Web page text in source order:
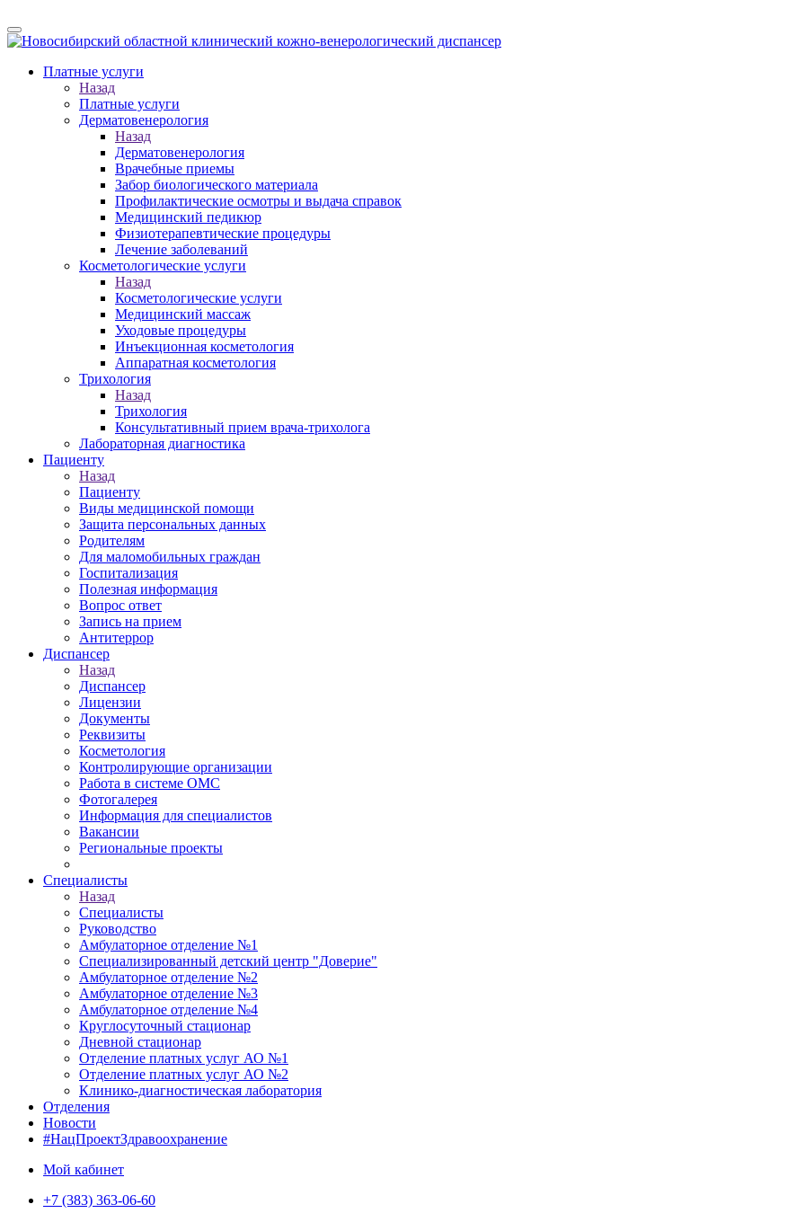
Платные услуги
Назад
Платные услуги
Дерматовенерология
Назад
Дерматовенерология
Врачебные приемы
Забор биологического материала
Профилактические осмотры и выдача справок
Медицинский педикюр
Физиотерапевтические процедуры
Лечение заболеваний
Косметологические услуги
Назад
Косметологические услуги
Медицинский массаж
Уходовые процедуры
Инъекционная косметология
Аппаратная косметология
Трихология
Назад
Трихология
Консультативный прием врача-трихолога
Лабораторная диагностика
Пациенту
Назад
Пациенту
Виды медицинской помощи
Защита персональных данных
Родителям
Для маломобильных граждан
Госпитализация
Полезная информация
Вопрос ответ
Запись на прием
Антитеррор
Диспансер
Назад
Диспансер
Лицензии
Документы
Реквизиты
Косметология
Контролирующие организации
Работа в системе ОМС
Фотогалерея
Информация для специалистов
Вакансии
Региональные проекты
Специалисты
Назад
Специалисты
Руководство
Амбулаторное отделение №1
Специализированный детский центр "Доверие"
Амбулаторное отделение №2
Амбулаторное отделение №3
Амбулаторное отделение №4
Круглосуточный стационар
Дневной стационар
Отделение платных услуг АО №1
Отделение платных услуг АО №2
Клинико-диагностическая лаборатория
Отделения
Новости
#НацПроектЗдравоохранение
Мой кабинет
+7 (383) 363-06-60